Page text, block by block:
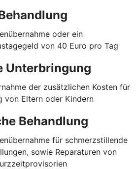
oder ein
von 40 Euro pro Tag
Unterbringung
der zusätzlichen Kosten für
von Eltern oder Kindern
Behandlung
für schmerzstillende
sowie Reparaturen von